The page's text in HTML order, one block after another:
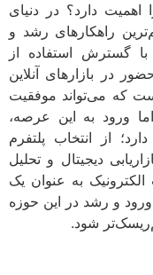
دارد؟ در دنیای
راهکارهای رشد و
گسترش استفاده از
در بازارهای آنلاین
که می‌تواند موفقیت
ورود به این عرصه،
از انتخاب پلتفرم
دیجیتال و تحلیل
به عنوان یک
و رشد در این حوزه
شود.